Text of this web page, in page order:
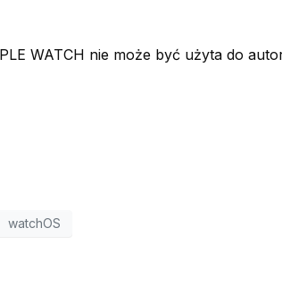
WATCH nie może być użyta do
watchOS